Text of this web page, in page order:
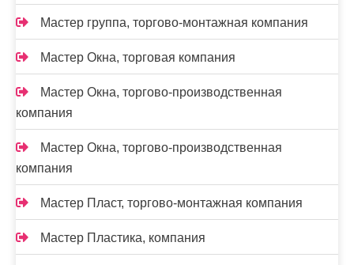
Мастер группа, торгово-монтажная компания
Мастер Окна, торговая компания
Мастер Окна, торгово-производственная
компания
Мастер Окна, торгово-производственная
компания
Мастер Пласт, торгово-монтажная компания
Мастер Пластика, компания